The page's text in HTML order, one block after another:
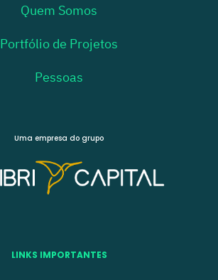
Quem Somos
Portfólio de Projetos
Pessoas
Uma empresa do grupo
LINKS IMPORTANTES